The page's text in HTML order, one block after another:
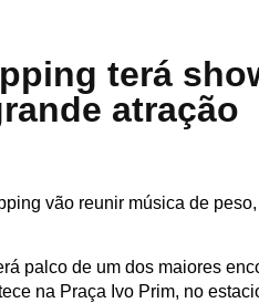
terá
atração
vão reunir música de
palco de um dos maiores
na Praça Ivo Prim, no